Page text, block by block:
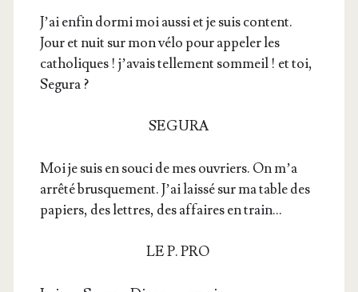
J’ai enfin dor­mi moi aus­si et je suis content.
Jour et nuit sur mon vélo pour appe­ler les
catho­liques ! j’a­vais tel­le­ment som­meil ! et toi,
Segura ?
SEGURA
Moi je suis en sou­ci de mes ouvriers. On m’a
arrê­té brus­que­ment. J’ai lais­sé sur ma table des
papiers, des lettres, des affaires en train…
LE P. PRO